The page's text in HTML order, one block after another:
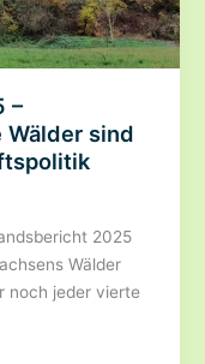
–
Wälder sind
2025
Wälder
noch jeder vierte